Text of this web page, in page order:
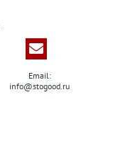
Email:
info@stogood.ru